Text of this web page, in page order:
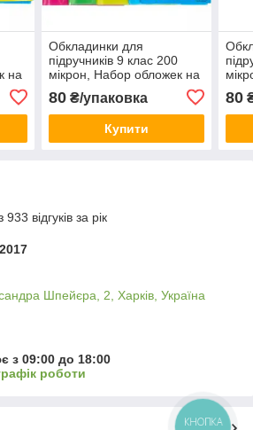
на
Обкладинки для
підручників 9 клас 200
мікрон, Набор обложек на
книг KNZ
80₴/упаковка
Купити
80
відгуків за рік
Шпейєра, 2, Харків, Україна
з 09:00 до 18:00
роботи
КНОПКА